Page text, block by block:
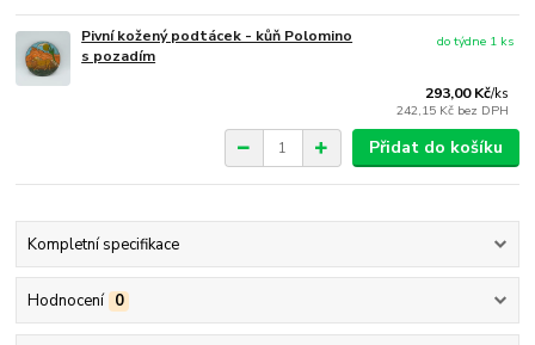
Pivní kožený podtácek - kůň Polomino
s pozadím
293,00 Kč/ks
242,15 Kč bez DPH
do týdne 1 ks
Přidat do košíku
Kompletní specifikace
Hodnocení 0